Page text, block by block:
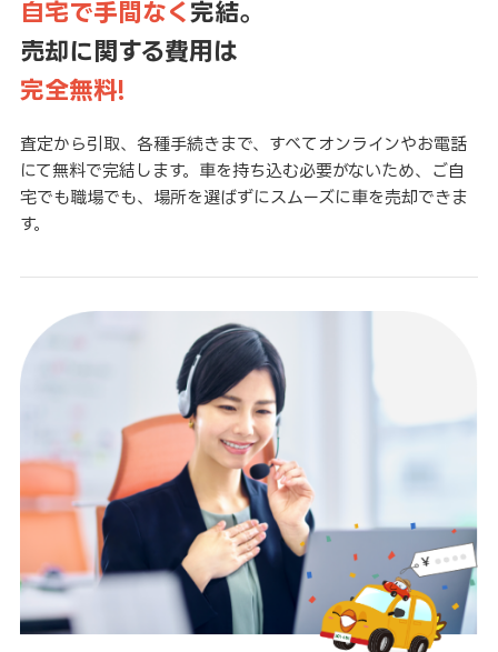
自宅で手間なく 完結。
売却に関する費用は
完全無料!
査定から引取、各種手続きまで、すべてオンラインやお電話
にて無料で完結します。車を持ち込む必要がないため、ご自
宅でも職場でも、場所を選ばずにスムーズに車を売却できま
す。